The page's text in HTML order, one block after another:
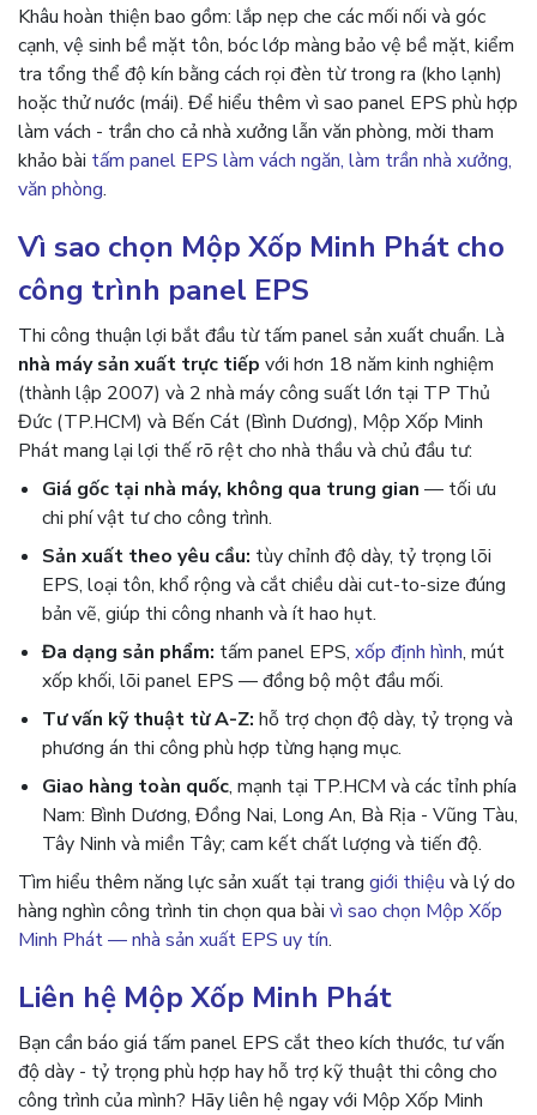
Khâu hoàn thiện bao gồm: lắp nẹp che các mối nối và góc
cạnh, vệ sinh bề mặt tôn, bóc lớp màng bảo vệ bề mặt, kiểm
tra tổng thể độ kín bằng cách rọi đèn từ trong ra (kho lạnh)
hoặc thử nước (mái). Để hiểu thêm vì sao panel EPS phù hợp
làm vách - trần cho cả nhà xưởng lẫn văn phòng, mời tham
khảo bài tấm panel EPS làm vách ngăn, làm trần nhà xưởng,
văn phòng.
Vì sao chọn Mộp Xốp Minh Phát cho
công trình panel EPS
Thi công thuận lợi bắt đầu từ tấm panel sản xuất chuẩn. Là
nhà máy sản xuất trực tiếp với hơn 18 năm kinh nghiệm
(thành lập 2007) và 2 nhà máy công suất lớn tại TP Thủ
Đức (TP.HCM) và Bến Cát (Bình Dương), Mộp Xốp Minh
Phát mang lại lợi thế rõ rệt cho nhà thầu và chủ đầu tư:
Giá gốc tại nhà máy, không qua trung gian — tối ưu
chi phí vật tư cho công trình.
Sản xuất theo yêu cầu: tùy chỉnh độ dày, tỷ trọng lõi
EPS, loại tôn, khổ rộng và cắt chiều dài cut-to-size đúng
bản vẽ, giúp thi công nhanh và ít hao hụt.
Đa dạng sản phẩm: tấm panel EPS, xốp định hình, mút
xốp khối, lõi panel EPS — đồng bộ một đầu mối.
Tư vấn kỹ thuật từ A-Z: hỗ trợ chọn độ dày, tỷ trọng và
phương án thi công phù hợp từng hạng mục.
Giao hàng toàn quốc, mạnh tại TP.HCM và các tỉnh phía
Nam: Bình Dương, Đồng Nai, Long An, Bà Rịa - Vũng Tàu,
Tây Ninh và miền Tây; cam kết chất lượng và tiến độ.
Tìm hiểu thêm năng lực sản xuất tại trang giới thiệu và lý do
hàng nghìn công trình tin chọn qua bài vì sao chọn Mộp Xốp
Minh Phát — nhà sản xuất EPS uy tín.
Liên hệ Mộp Xốp Minh Phát
Bạn cần báo giá tấm panel EPS cắt theo kích thước, tư vấn
độ dày - tỷ trọng phù hợp hay hỗ trợ kỹ thuật thi công cho
công trình của mình? Hãy liên hệ ngay với Mộp Xốp Minh